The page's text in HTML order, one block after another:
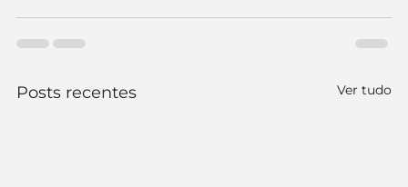
Posts recentes Ver tudo